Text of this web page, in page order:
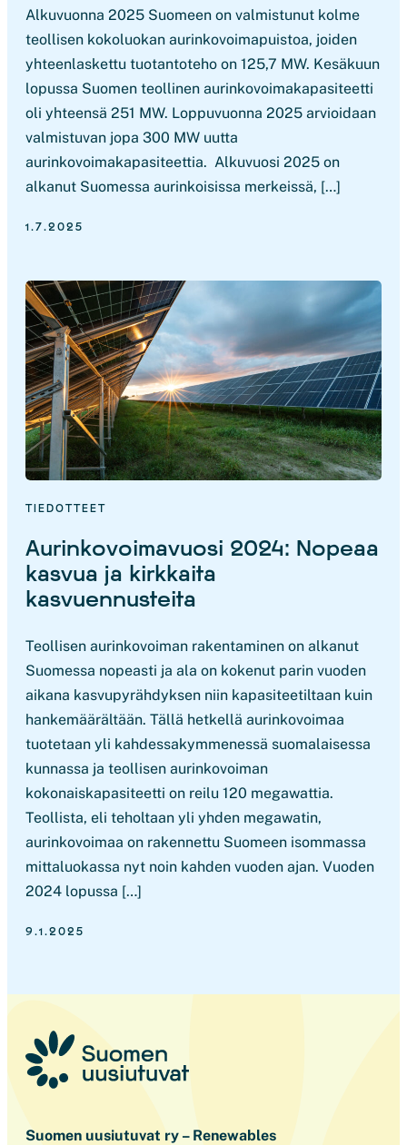
Alkuvuonna 2025 Suomeen on valmistunut kolme
teollisen kokoluokan aurinkovoimapuistoa, joiden
yhteenlaskettu tuotantoteho on 125,7 MW. Kesäkuun
lopussa Suomen teollinen aurinkovoimakapasiteetti
oli yhteensä 251 MW. Loppuvuonna 2025 arvioidaan
valmistuvan jopa 300 MW uutta
aurinkovoimakapasiteettia. Alkuvuosi 2025 on
alkanut Suomessa aurinkoisissa merkeissä, […]
1.7.2025
TIEDOTTEET
Aurinkovoimavuosi 2024: Nopeaa
kasvua ja kirkkaita
kasvuennusteita
Teollisen aurinkovoiman rakentaminen on alkanut
Suomessa nopeasti ja ala on kokenut parin vuoden
aikana kasvupyrähdyksen niin kapasiteetiltaan kuin
hankemäärältään. Tällä hetkellä aurinkovoimaa
tuotetaan yli kahdessakymmenessä suomalaisessa
kunnassa ja teollisen aurinkovoiman
kokonaiskapasiteetti on reilu 120 megawattia.
Teollista, eli teholtaan yli yhden megawatin,
aurinkovoimaa on rakennettu Suomeen isommassa
mittaluokassa nyt noin kahden vuoden ajan. Vuoden
2024 lopussa […]
9.1.2025
Suomen uusiutuvat ry – Renewables